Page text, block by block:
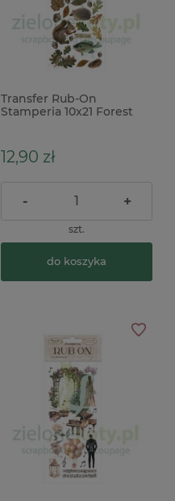
Transfer Rub-On
Stamperia 10x21 Forest
12,90 zł
- +
szt.
do koszyka